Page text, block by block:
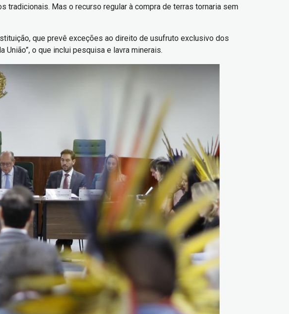
tradicionais. Mas o recurso regular à compra de terras tornaria sem
que prevê exceções ao direito de usufruto exclusivo dos
o que inclui pesquisa e lavra minerais.